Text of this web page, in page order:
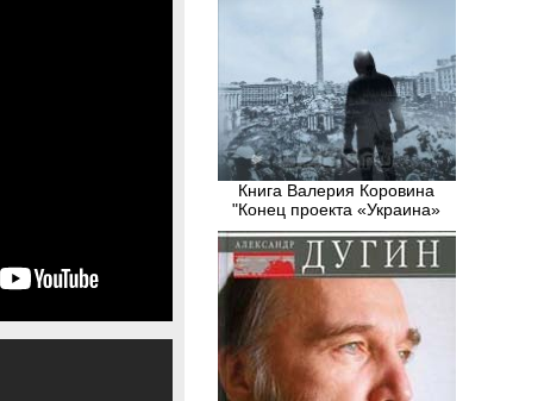
Книга Валерия Коровина
"Конец проекта «Украина»